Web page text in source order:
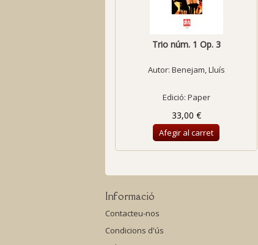
Trio núm. 1 Op. 3
Autor: Benejam, Lluís
Edició: Paper
33,00 €
Afegir al carret
Informació
Contacteu-nos
Condicions d'ús